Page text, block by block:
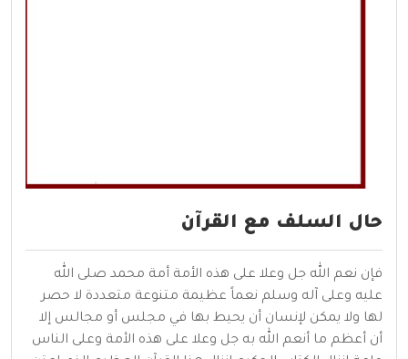
حال السلف مع القرآن
فإن نعم الله جل وعلا على هذه الأمة أمة محمد صلى الله
عليه وعلى آله وسلم نعماً عظيمة متنوعة متعددة لا حصر
لها ولا يمكن لإنسان أن يحيط بها في مجلس أو مجالس إلا
أن أعظم ما أنعم الله به جل وعلا على هذه الأمة وعلى الناس